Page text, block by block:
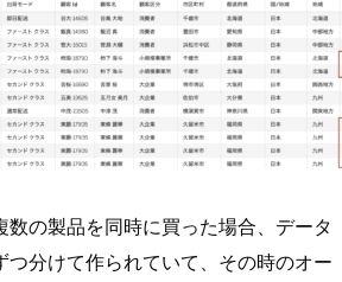
数の製品を同時に買った場合、データ
つ分けて作られていて、その時のオー